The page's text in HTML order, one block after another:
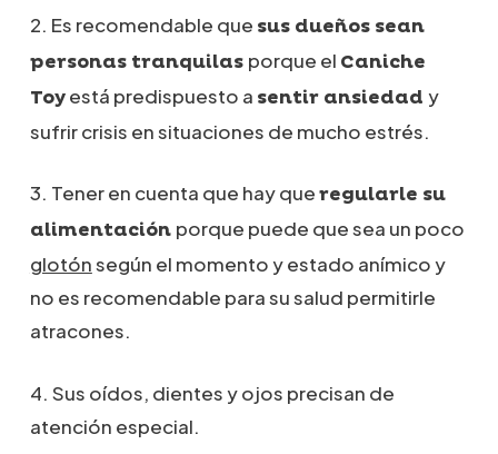
2. Es recomendable que sus dueños sean
personas tranquilas porque el Caniche
Toyestá predispuesto a sentir ansiedad y
sufrir crisis en situaciones de mucho estrés.
3. Tener en cuenta que hay queregularle su
alimentación porque puede que sea un poco
glotónsegún el momento y estado anímico y
no es recomendable para su salud permitirle
atracones.
4. Sus oídos, dientes y ojos precisan de
atención especial.